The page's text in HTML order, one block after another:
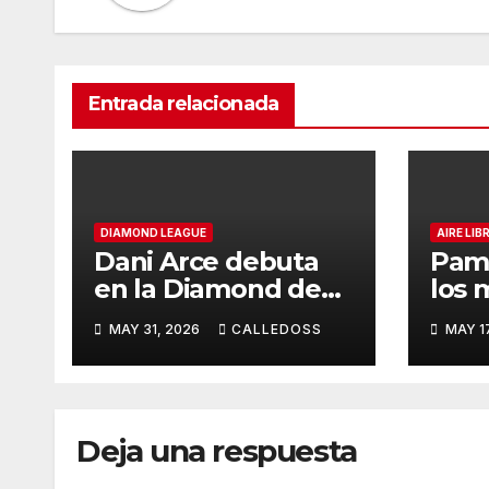
Entrada relacionada
DIAMOND LEAGUE
Dani Arce debuta
en la Diamond de
MAY 31, 2026 CALLEDOSS
AIRE
los
MAY
Deja una respuesta